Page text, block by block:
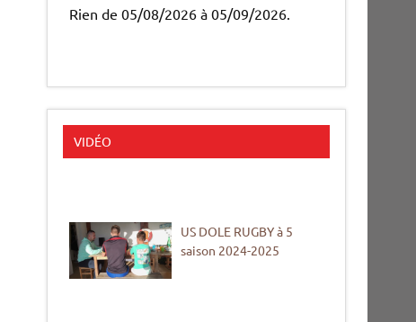
Rien de 05/08/2026 à 05/09/2026.
VIDÉO
US DOLE RUGBY à 5
saison 2024-2025